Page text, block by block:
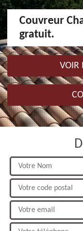
Couvreur
gratuit.
VOIR